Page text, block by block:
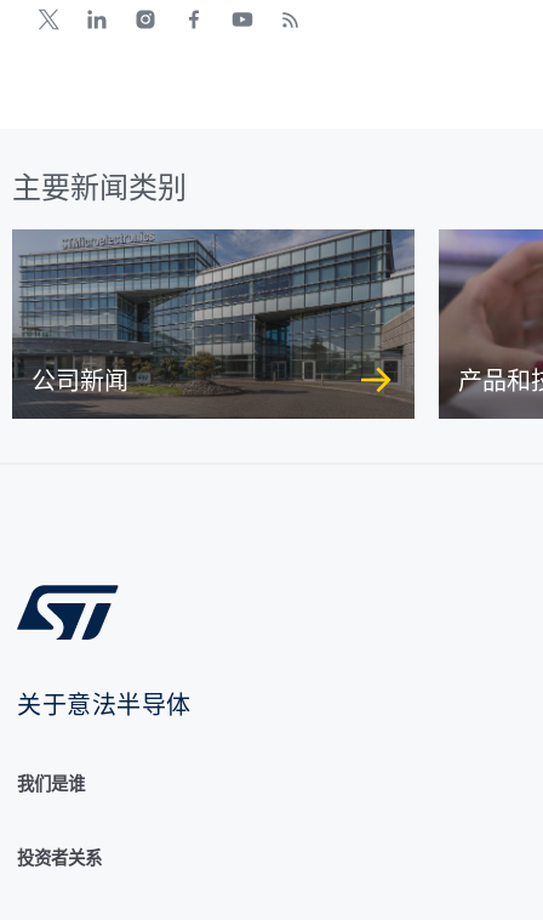
主要新闻类别
公司新闻 产品和
关于意法半导体
我们是谁
投资者关系